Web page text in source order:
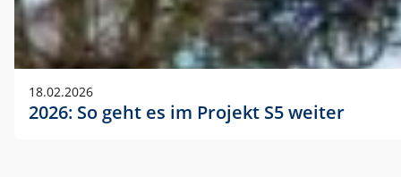
18.02.2026
2026: So geht es im Projekt S5 weiter